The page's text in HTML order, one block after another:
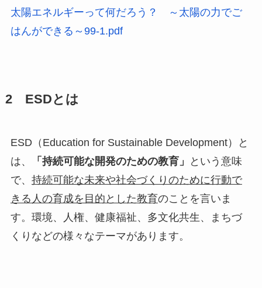
太陽エネルギーって何だろう？ ～太陽の力でご
はんができる～99-1.pdf
2 ESDとは
ESD（Education for Sustainable Development）と
は、
「持続可能な開発のための教育」
という意味
で、 持続可能な未来や社会づくりのために行動で
きる人の育成を目的とした教育のことを言いま
す。環境、人権、健康福祉、多文化共生、まちづ
くりなどの様々なテーマがあります。